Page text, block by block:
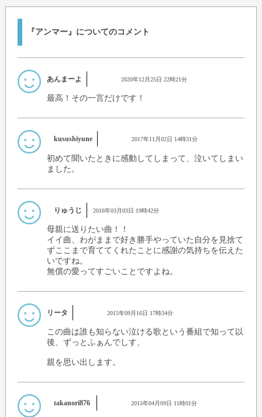
『アンマー』についてのコメント
あんまーよ 2020年12月25日 22時21分
最高！その一言だけです！
kusushiyune 2017年11月02日 14時31分
初めて聞いたときに感動してしまって、泣いてしまい
ました。
りゅうじ 2016年03月03日 19時42分
母親に送りたい曲！！
イイ曲、わがままで好き勝手やっていた自分を見捨て
ずここまで育ててくれたことに感謝の気持ちを伝えた
いですね。
無償の愛ってすごいことですよね。
リータ 2015年09月16日 17時34分
この曲は誰も知らない泣ける歌という番組で知って以
後、ずっとふぁんでしす、
親を思い出します。
takanori876 2015年04月09日 11時01分